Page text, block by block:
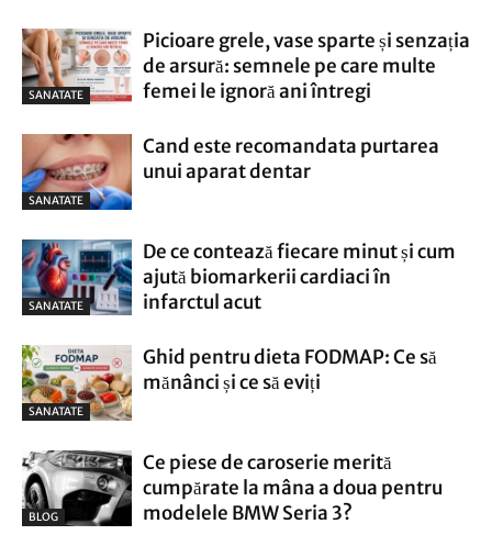
SANATATE
Picioare grele, vase sparte și senzația
de arsură: semnele pe care multe
femei le ignoră ani întregi
SANATATE
Cand este recomandata purtarea
unui aparat dentar
SANATATE
De ce contează fiecare minut și cum
ajută biomarkerii cardiaci în
infarctul acut
SANATATE
Ghid pentru dieta FODMAP: Ce să
mănânci și ce să eviți
BLOG
Ce piese de caroserie merită
cumpărate la mâna a doua pentru
modelele BMW Seria 3?